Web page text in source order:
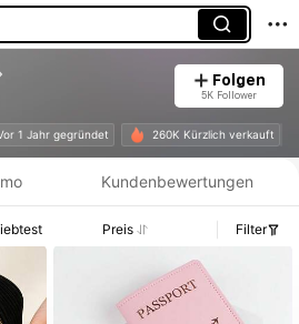
Folgen
5K Follower
1 Jahr gegründet 260K Kürzlich verkauft
Verkaufs- und Lagerbestandsdetails.
Kundenbewertungen
Preis Filter